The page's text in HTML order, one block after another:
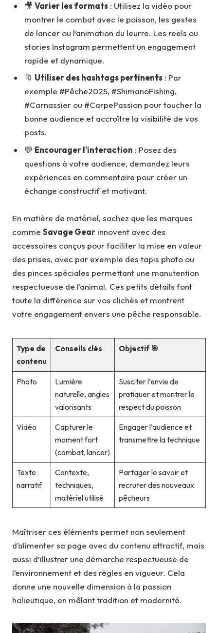
🎥 Varier les formats : Utilisez la vidéo pour
montrer le combat avec le poisson, les gestes
de lancer ou l’animation du leurre. Les reels ou
stories Instagram permettent un engagement
rapide et dynamique.
🔖 Utiliser des hashtags pertinents : Par
exemple #Pêche2025, #ShimanoFishing,
#Carnassier ou #CarpePassion pour toucher la
bonne audience et accroître la visibilité de vos
posts.
💬 Encourager l’interaction : Posez des
questions à votre audience, demandez leurs
expériences en commentaire pour créer un
échange constructif et motivant.
En matière de matériel, sachez que les marques
comme Savage Gear innovent avec des
accessoires conçus pour faciliter la mise en valeur
des prises, avec par exemple des tapis photo ou
des pinces spéciales permettant une manutention
respectueuse de l’animal. Ces petits détails font
toute la différence sur vos clichés et montrent
votre engagement envers une pêche responsable.
Type de
contenu
Conseils clés Objectif 🎯
Photo
Lumière
naturelle, angles
valorisants
Susciter l’envie de
pratiquer et montrer le
respect du poisson
Vidéo
Capturer le
moment fort
(combat, lancer)
Engager l’audience et
transmettre la technique
Texte
narratif
Contexte,
techniques,
matériel utilisé
Partager le savoir et
recruter des nouveaux
pêcheurs
Maîtriser ces éléments permet non seulement
d’alimenter sa page avec du contenu attractif, mais
aussi d’illustrer une démarche respectueuse de
l’environnement et des règles en vigueur. Cela
donne une nouvelle dimension à la passion
halieutique, en mêlant tradition et modernité.